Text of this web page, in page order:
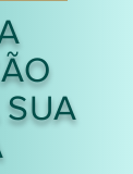
SUA